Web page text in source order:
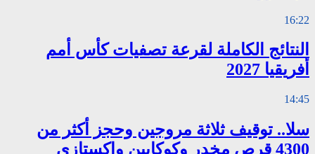
16:22
النتائج الكاملة لقرعة تصفيات كأس أمم
أفريقيا 2027
14:45
سلا.. توقيف ثلاثة مروجين وحجز أكثر من
4300 قرص مخدر وكوكايين وإكستازي